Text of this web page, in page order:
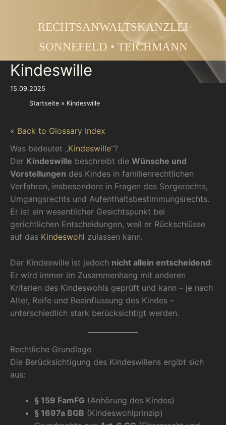
RECHTSANWALTSKANZLEI
SONNEFELD • TEICHMANN
Kindeswille
15.09.2025
Startseite
Kindeswille
« Back to Glossary Index
Was bedeutet „Kindeswille“?
Der Kindeswille beschreibt die Wünsche und
Vorstellungen des Kindes in familienrechtlichen
Verfahren, insbesondere in Fragen des Sorgerechts,
Umgangsrechts und Aufenthaltsbestimmungsrechts.
Er ist ein wesentlicher Gesichtspunkt bei
gerichtlichen Entscheidungen, weil er Rückschlüsse
auf das Kindeswohl zulassen kann.
Der Kindeswille ist jedoch nicht allein entscheidend:
Er wird immer im Zusammenhang mit anderen
Kriterien des Kindeswohls geprüft und kann – je nach
Alter, Reife und Beeinflussung des Kindes –
unterschiedlich stark berücksichtigt werden.
Rechtliche Grundlage
Die Berücksichtigung des Kindeswillens ergibt sich
aus:
§ 159 FamFG (Anhörung des Kindes)
§ 1697a BGB (Kindeswohlprinzip)